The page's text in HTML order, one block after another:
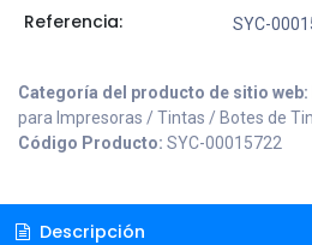
Referencia: SYC-
Categoría del producto de sitio web:
para Impresoras / Tintas / Botes de
Código Producto: SYC-00015722
Descripción